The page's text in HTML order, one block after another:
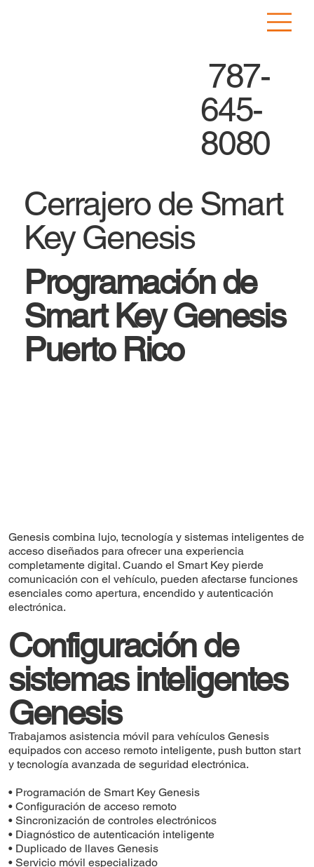
787-
645-
8080
Cerrajero de Smart
Key Genesis
Programación de
Smart Key Genesis
Puerto Rico
Genesis combina lujo, tecnología y sistemas inteligentes de
acceso diseñados para ofrecer una experiencia
completamente digital. Cuando el Smart Key pierde
comunicación con el vehículo, pueden afectarse funciones
esenciales como apertura, encendido y autenticación
electrónica.
Configuración de
sistemas inteligentes
Genesis
Trabajamos asistencia móvil para vehículos Genesis
equipados con acceso remoto inteligente, push button start
y tecnología avanzada de seguridad electrónica.
• Programación de Smart Key Genesis
• Configuración de acceso remoto
• Sincronización de controles electrónicos
• Diagnóstico de autenticación inteligente
• Duplicado de llaves Genesis
• Servicio móvil especializado